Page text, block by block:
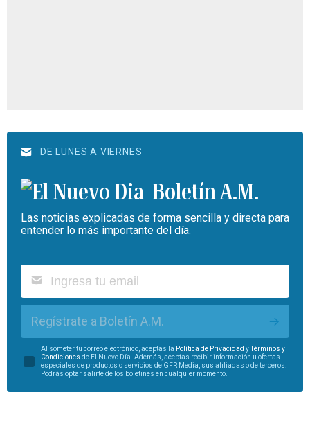
DE LUNES A VIERNES
Boletín A.M.
Las noticias explicadas de forma sencilla y directa para
entender lo más importante del día.
Regístrate a Boletín A.M.
Al someter tu correo electrónico, aceptas la Política de Privacidad yTérminos y
Condiciones de El Nuevo Día. Además, aceptas recibir información u ofertas
especiales de productos o servicios de GFR Media, sus afiliadas o de terceros.
Podrás optar salirte de los boletines en cualquier momento.